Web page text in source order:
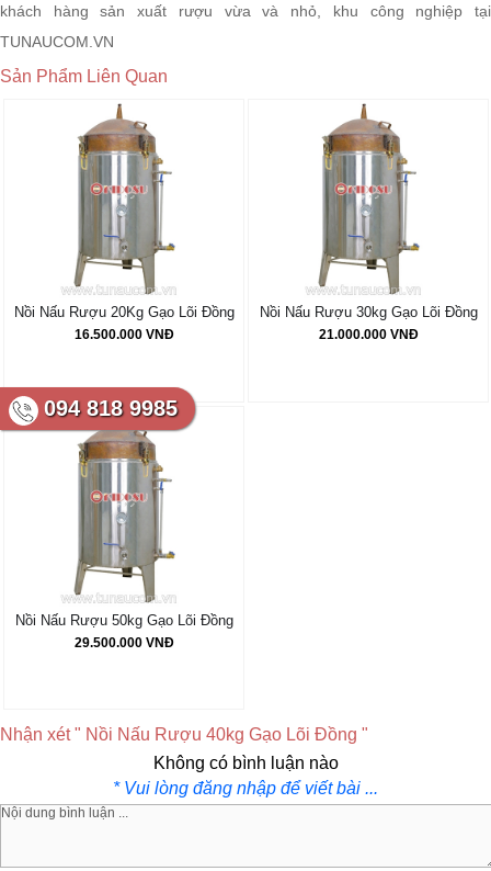
khách hàng sản xuất rượu vừa và nhỏ, khu công nghiệp tại
TUNAUCOM.VN
Sản Phẩm Liên Quan
Nồi Nấu Rượu 20Kg Gạo Lõi Đồng
16.500.000 VNĐ
Nồi Nấu Rượu 30kg Gạo Lõi Đồng
21.000.000 VNĐ
Nồi Nấu Rượu 50kg Gạo Lõi Đồng
29.500.000 VNĐ
Nhận xét " Nồi Nấu Rượu 40kg Gạo Lõi Đồng "
Không có bình luận nào
* Vui lòng đăng nhập để viết bài ...
094 818 9985